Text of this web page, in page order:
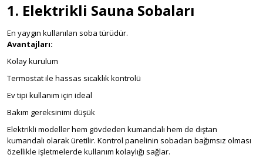
1. Elektrikli Sauna Sobaları
En yaygın kullanılan soba türüdür.
Avantajları:
Kolay kurulum
Termostat ile hassas sıcaklık kontrolü
Ev tipi kullanım için ideal
Bakım gereksinimi düşük
Elektrikli modeller hem gövdeden kumandalı hem de dıştan
kumandalı olarak üretilir. Kontrol panelinin sobadan bağımsız olması
özellikle işletmelerde kullanım kolaylığı sağlar.